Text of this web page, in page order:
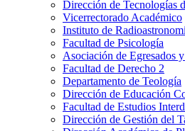
Dirección de Tecnologías
Vicerrectorado Académico
Instituto de
Facultad de Psicología
Asociación de Egresados
Facultad de Derecho 2
Departamento de Teología
Dirección de Educación
Facultad de Estudios
Dirección de Gestión del